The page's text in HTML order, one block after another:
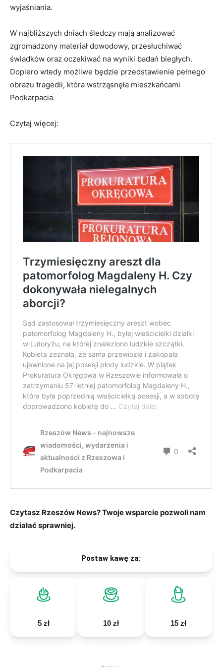
wyjaśniania.
W najbliższych dniach śledczy mają analizować
zgromadzony materiał dowodowy, przesłuchiwać
świadków oraz oczekiwać na wyniki badań biegłych.
Dopiero wtedy możliwe będzie przedstawienie pełnego
obrazu tragedii, która wstrząsnęła mieszkańcami
Podkarpacia.
Czytaj więcej:
Czytasz Rzeszów News? Twoje wsparcie pozwoli nam
działać sprawniej.
Postaw kawę za:
5 zł 10 zł 15 zł